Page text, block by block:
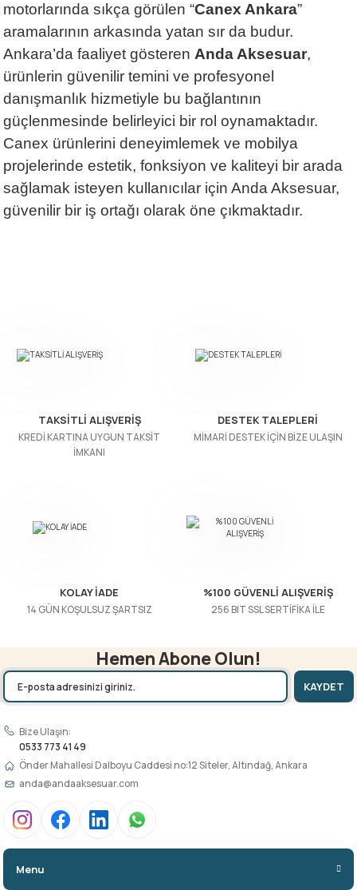
motorlarında sıkça görülen “Canex Ankara”
aramalarının arkasında yatan sır da budur.
Ankara’da faaliyet gösteren Anda Aksesuar,
ürünlerin güvenilir temini ve profesyonel
danışmanlık hizmetiyle bu bağlantının
güçlenmesinde belirleyici bir rol oynamaktadır.
Canex ürünlerini deneyimlemek ve mobilya
projelerinde estetik, fonksiyon ve kaliteyi bir arada
sağlamak isteyen kullanıcılar için Anda Aksesuar,
güvenilir bir iş ortağı olarak öne çıkmaktadır.
TAKSİTLİ ALIŞVERİŞ
KREDİ KARTINA UYGUN TAKSİT
İMKANI
DESTEK TALEPLERİ
MİMARİ DESTEK İÇİN BİZE ULAŞIN
KOLAY İADE
14 GÜN KOŞULSUZ ŞARTSIZ
%100 GÜVENLİ ALIŞVERİŞ
256 BIT SSL SERTİFİKA İLE
Hemen Abone Olun!
KAYDET
Bize Ulaşın:
0533 773 41 49
Önder Mahallesi Dalboyu Caddesi no:12 Siteler, Altındağ, Ankara
anda@andaaksesuar.com
Menu